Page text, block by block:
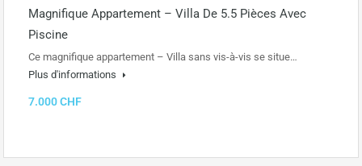
Magnifique Appartement – Villa De 5.5 Pièces Avec
Piscine
Ce magnifique appartement – Villa sans vis-à-vis se situe…
Plus d'informations
7.000 CHF